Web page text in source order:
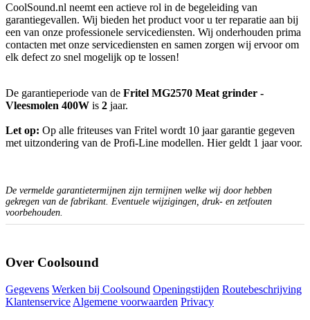
CoolSound.nl neemt een actieve rol in de begeleiding van
garantiegevallen. Wij bieden het product voor u ter reparatie aan bij
een van onze professionele servicediensten. Wij onderhouden prima
contacten met onze servicediensten en samen zorgen wij ervoor om
elk defect zo snel mogelijk op te lossen!
De garantieperiode van de Fritel MG2570 Meat grinder -
Vleesmolen 400W is 2 jaar.
Let op: Op alle friteuses van Fritel wordt 10 jaar garantie gegeven
met uitzondering van de Profi-Line modellen. Hier geldt 1 jaar voor.
De vermelde garantietermijnen zijn termijnen welke wij door hebben
gekregen van de fabrikant. Eventuele wijzigingen, druk- en zetfouten
voorbehouden.
Over Coolsound
Gegevens Werken bij Coolsound Openingstijden Routebeschrijving
Klantenservice Algemene voorwaarden Privacy